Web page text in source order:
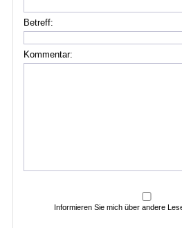
Betreff:
Kommentar:
Informieren Sie mich über andere